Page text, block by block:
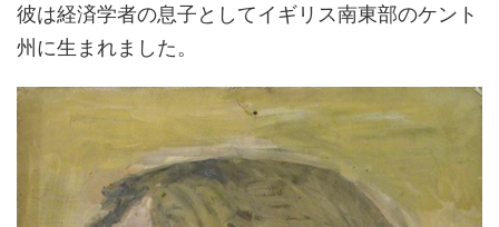
彼は経済学者の息子としてイギリス南東部のケント
州に生まれました。